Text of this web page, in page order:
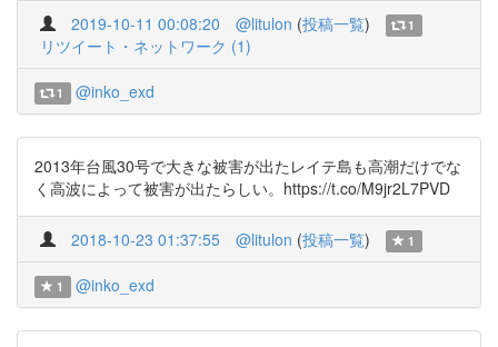
2019-10-11 00:08:20 @litulon (投稿一覧) 1
リツイート・ネットワーク (1)
1 @inko_exd
2013年台風30号で大きな被害が出たレイテ島も高潮だけでな
く高波によって被害が出たらしい。https://t.co/M9jr2L7PVD
2018-10-23 01:37:55 @litulon (投稿一覧) 1
1 @inko_exd